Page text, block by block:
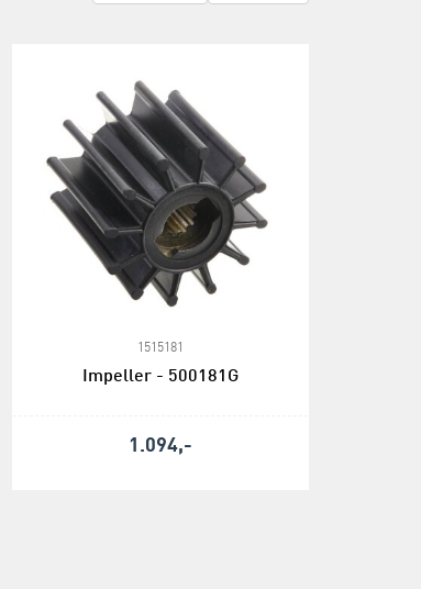
1515181
Impeller - 500181G
1.094,-